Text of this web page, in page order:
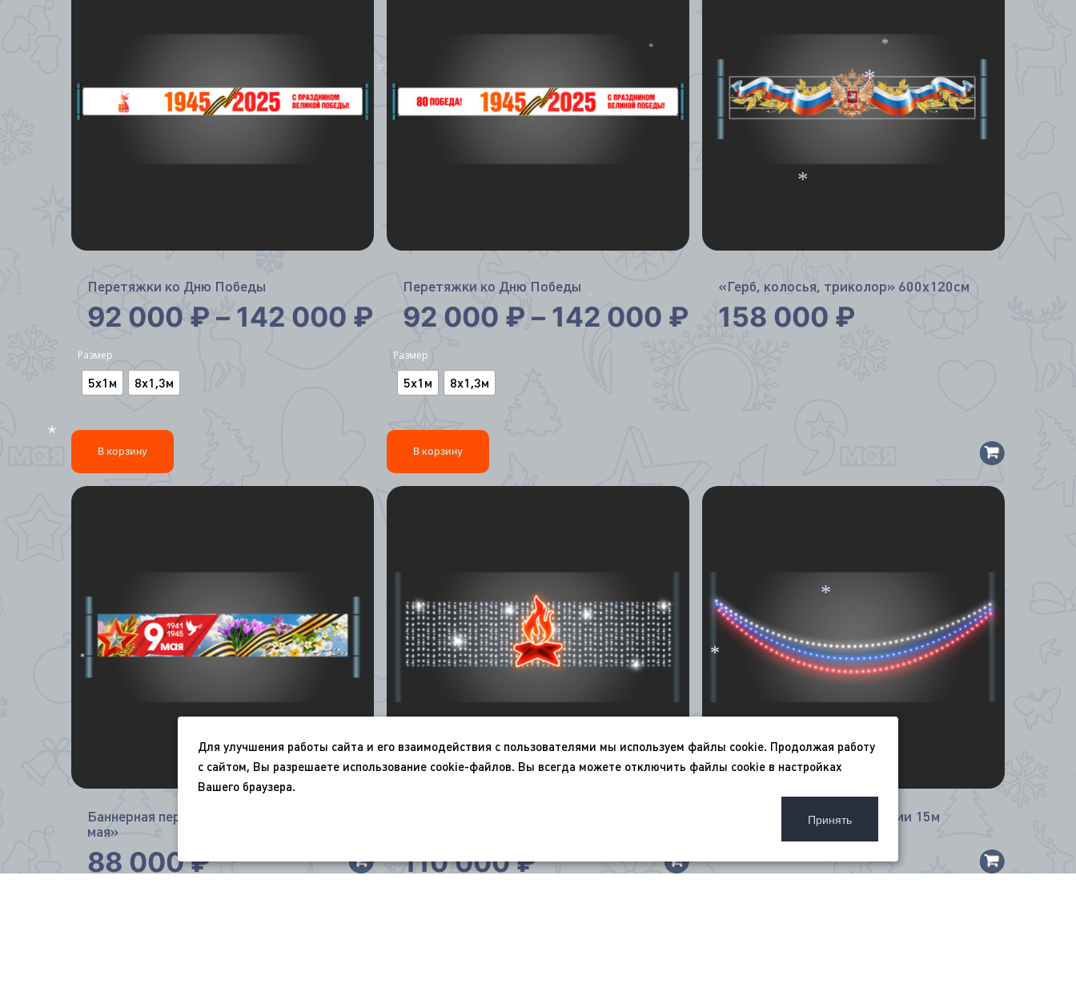
Перетяжки ко Дню Победы
92 000 ₽ – 142 000 ₽
Размер
5х1м 8х1,3м
В корзину
Перетяжки ко Дню Победы
92 000 ₽ – 142 000 ₽
Размер
5х1м 8х1,3м
В корзину
«Герб, колосья, триколор» 600х120см
158 000 ₽
Баннерная перетяжка «С Днём Победы 9
мая»
88 000₽ 110 000₽
Перетяжка Триколор 3 линии 15м
145 000₽
Для улучшения работы сайта и его взаимодействия с пользователями мы используем файлы cookie. Продолжая работу
с сайтом, Вы разрешаете использование cookie-файлов. Вы всегда можете отключить файлы cookie в настройках
Вашего браузера.
Принять
*
*
*
*
*